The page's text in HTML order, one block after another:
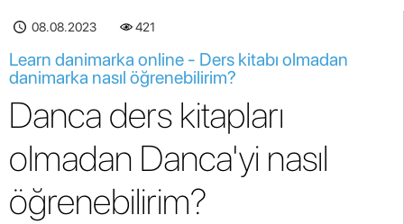
08.08.2023 421
Learn danimarka online - Ders kitabı olmadan
danimarka nasıl öğrenebilirim?
Danca ders kitapları
olmadan Danca'yi nasıl
öğrenebilirim?